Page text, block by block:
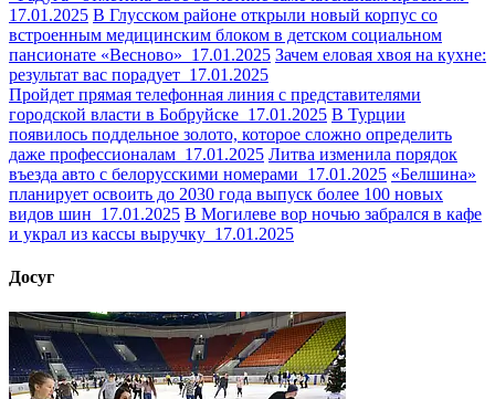
17.01.2025 В Глусском районе открыли новый корпус со
встроенным медицинским блоком в детском социальном
пансионате «Весново» 17.01.2025 Зачем еловая хвоя на кухне:
результат вас порадует 17.01.2025
Пройдет прямая телефонная линия с представителями
городской власти в Бобруйске 17.01.2025 В Турции
появилось поддельное золото, которое сложно определить
даже профессионалам 17.01.2025 Литва изменила порядок
въезда авто с белорусскими номерами 17.01.2025 «Белшина»
планирует освоить до 2030 года выпуск более 100 новых
видов шин 17.01.2025 В Могилеве вор ночью забрался в кафе
и украл из кассы выручку 17.01.2025
Досуг